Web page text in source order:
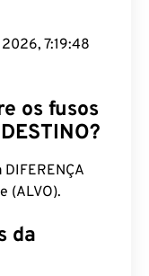
7:19:49
os fusos
(ALVO).
da